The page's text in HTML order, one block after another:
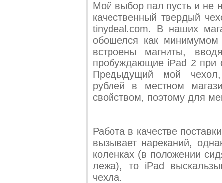
Мой выбор пал пусть и не
качественный твердый
tinydeal.com. В наших
обошелся как
встроены магниты,
пробуждающие iPad 2 при
Предыдущий мой
рублей в местном
свойством, поэтому для
Работа в качестве
вызывает нареканий,
коленках (в положении
лежа), то iPad
чехла.